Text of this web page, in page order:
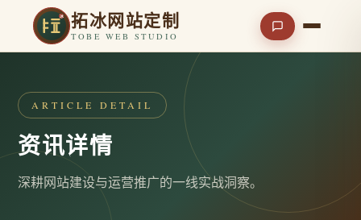
拓冰网站定制
TOBE WEB STUDIO
ARTICLE DETAIL
资讯详情
深耕网站建设与运营推广的一线实战洞察。